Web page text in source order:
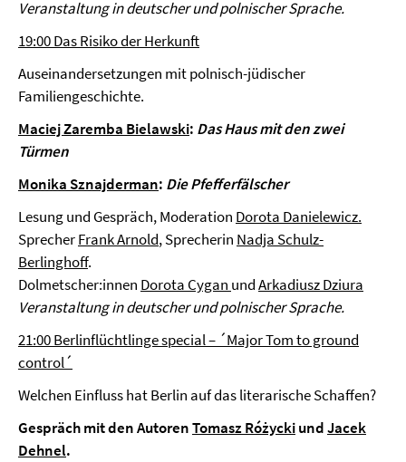
Veranstaltung in deutscher und polnischer Sprache.
19:00 Das Risiko der Herkunft
Auseinandersetzungen mit polnisch-jüdischer
Familiengeschichte.
Maciej Zaremba Bielawski: Das Haus mit den zwei
Türmen
Monika Sznajderman: Die Pfefferfälscher
Lesung und Gespräch, Moderation Dorota Danielewicz.
SprecherFrank Arnold, Sprecherin Nadja Schulz-
Berlinghoff.
Dolmetscher:innen Dorota Cygan undArkadiusz Dziura
Veranstaltung in deutscher und polnischer Sprache.
21:00 Berlinflüchtlinge special – ´Major Tom to ground
control´
Welchen Einfluss hat Berlin auf das literarische Schaffen?
Gespräch mit den AutorenTomasz RóżyckiundJacek
Dehnel.